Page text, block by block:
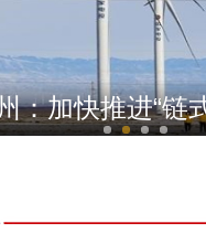
田市：千亩油
：加快推进“链